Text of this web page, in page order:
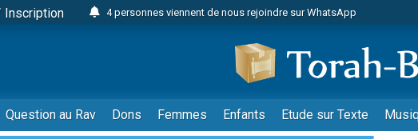
Inscription
4 personnes viennent de nous rejoindre sur WhatsApp
Odaya vient de donner son Maasser
3 personnes viennent de faire un don pour 5 jours de vacances
3 personnes viennent de faire un don pour Diane, 80 ans, dans
13 personnes viennent de demander une bénédiction
Question au Rav Dons Femmes Enfants Etude sur Texte